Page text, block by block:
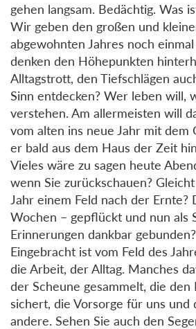
gehen langsam. Bedächtig. Was
Wir geben den großen und
abgewohnten Jahres noch
denken den Höhepunkten
Alltagstrott, den Tiefschlägen
Sinn entdecken? Wer leben will,
verstehen. Am allermeisten will
vom alten ins neue Jahr mit dem
er bald aus dem Haus der Zeit
Vieles wäre zu sagen heute
wenn Sie zurückschauen?
Jahr einem Feld nach der Ernte?
Wochen – gepflückt und nun als
Erinnerungen dankbar gebunden?
Eingebracht ist vom Feld des
die Arbeit, der Alltag. Manches
der Scheune gesammelt, die den
sichert, die Vorsorge für uns und
andere. Sehen Sie auch den